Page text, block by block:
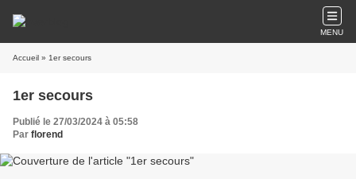
MENU
Accueil » 1er secours
1er secours
Publié le 27/03/2024 à 05:58
Par florend